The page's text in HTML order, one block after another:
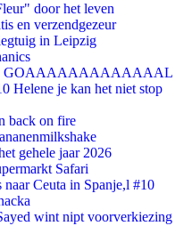
door het leven
en verzendgezeur
in Leipzig
GOAAAAAAAAAAAAAL
Helene je kan het niet stop
back on fire
gehele jaar 2026
Safari
Ceuta in Spanje,l #10
wint nipt voorverkiezing